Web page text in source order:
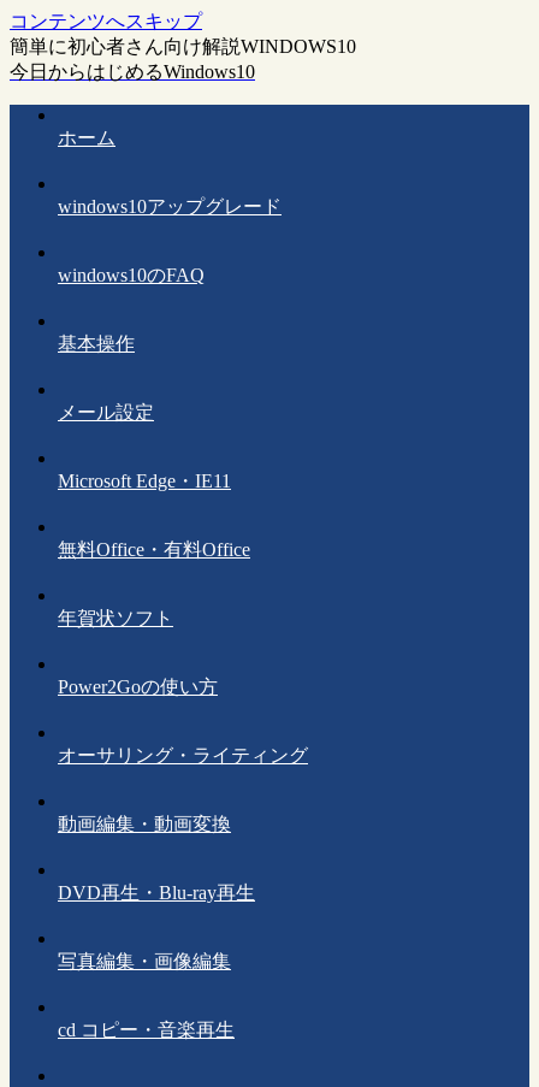
コンテンツへスキップ
簡単に初心者さん向け解説WINDOWS10
今日からはじめるWindows10
ホーム
windows10アップグレード
windows10のFAQ
基本操作
メール設定
Microsoft Edge・IE11
無料Office・有料Office
年賀状ソフト
Power2Goの使い方
オーサリング・ライティング
動画編集・動画変換
DVD再生・Blu-ray再生
写真編集・画像編集
cd コピー・音楽再生